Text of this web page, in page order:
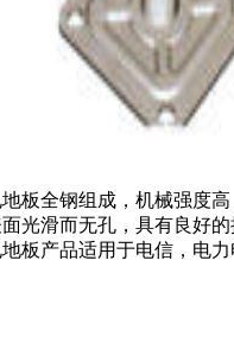
板全钢组成，机械强度
光滑而无孔，具有良好
板产品适用于电信，电